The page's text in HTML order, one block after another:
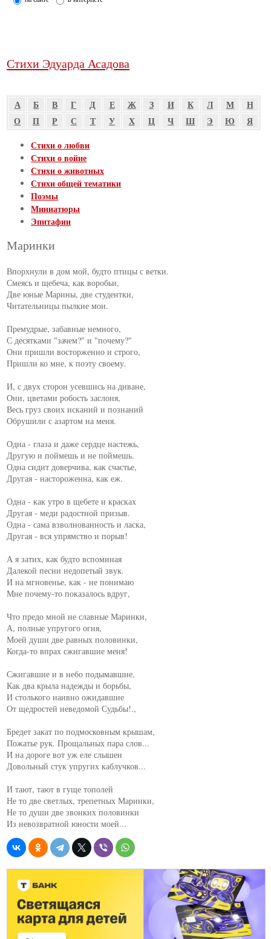
Стихи Эдуарда Асадова
А Б В Г Д Е Ж З И К Л М
Н
О
П Р С Т У Х Ц Ч Ш Э Ю
Я
Стихи о любви
Стихи о войне
Стихи о животных
Стихи общей тематики
Поэмы
Миниатюры
Эпитафии
Маринки
Впорхнули в дом мой, будто птицы с ветки.
Смеясь и щебеча, как воробьи,
Две юные Марины, две студентки,
Читательницы пылкие мои.
Премудрые, забавные немного,
С десятками "зачем?" и "почему?"
Они пришли восторженно и строго,
Пришли ко мне, к поэту своему.
И, с двух сторон усевшись на диване,
Они, цветами робость заслоня,
Весь груз своих исканий и познаний
Обрушили с азартом на меня.
Одна - глаза и даже сердце настежь,
Другую и поймешь и не поймешь.
Одна сидит доверчива, как счастье,
Другая - настороженна, как еж.
Одна - как утро в щебете и красках
Другая - меди радостной призыв.
Одна - сама взволнованность и ласка,
Другая - вся упрямство и порыв!
А я затих, как будто вспоминая
Далекой песни недопетый звук.
И на мгновенье, как - не понимаю
Мне почему-то показалось вдруг,
Что предо мной не славные Маринки,
А, полные упругого огня,
Моей души две равных половинки,
Когда-то впрах сжигавшие меня!
Сжигавшие и в небо подымавшие,
Как два крыла надежды и борьбы,
И столького наивно ожидавшие
От щедростей неведомой Судьбы!.,
Бредет закат по подмосковным крышам,
Пожатье рук. Прощальных пара слов...
И на дороге вот уж еле слышен
Довольный стук упругих каблучков...
И тают, тают в гуще тополей
Не то две светлых, трепетных Маринки,
Не то души две звонких половинки
Из невозвратной юности моей...